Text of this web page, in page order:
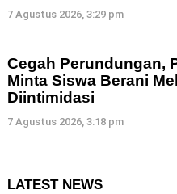
7 Agustus 2026, 3:29 pm
Cegah Perundungan,
Minta Siswa Berani
Diintimidasi
7 Agustus 2026, 3:18 pm
LATEST NEWS